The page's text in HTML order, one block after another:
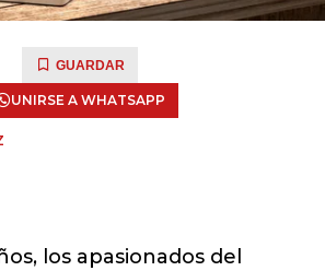
GUARDAR
UNIRSE A WHATSAPP
los apasionados del